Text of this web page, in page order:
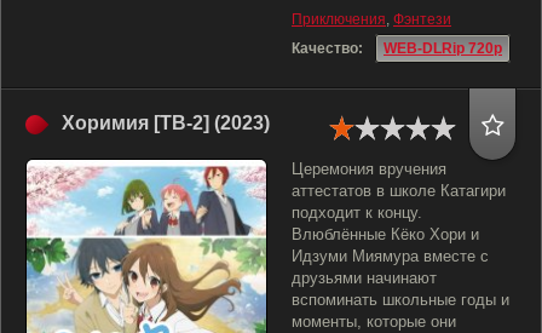
Приключения, Фэнтези
Качество:
WEB-DLRip 720p
Хоримия [ТВ-2] (2023)
Церемония вручения
аттестатов в школе Катагири
подходит к концу.
Влюблённые Кёко Хори и
Идзуми Миямура вместе с
друзьями начинают
вспоминать школьные годы и
моменты, которые они